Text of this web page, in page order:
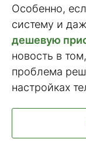
Особенно,
систему и
дешевую
новость в
проблема
настройках